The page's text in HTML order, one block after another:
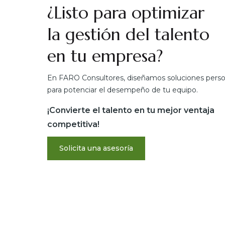
¿Listo para optimizar
la gestión del talento
en tu empresa?
En FARO Consultores, diseñamos soluciones
para potenciar el desempeño de tu equipo.
¡Convierte el talento en tu mejor ventaja
competitiva!
Solicita una asesoría